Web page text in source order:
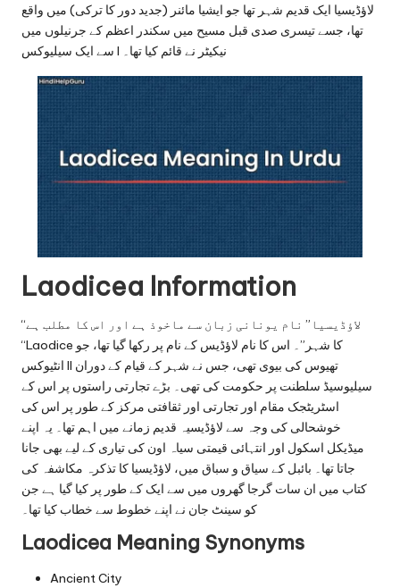
o
m
لاؤڈیسیا ایک قدیم شہر تھا جو ایشیا مائنر (جدید دور کا ترکی) میں واقع
تھا، جسے تیسری صدی قبل مسیح میں سکندر اعظم کے جرنیلوں میں
سے ایک سیلیوکس I نیکیٹر نے قائم کیا تھا۔
Laodicea Information
“لاؤڈیسیا” نام یونانی زبان سے ماخوذ ہے اور اس کا مطلب ہے
“Laodice کا شہر”۔ اس کا نام لاؤڈیس کے نام پر رکھا گیا تھا، جو
انٹیوکس II تھیوس کی بیوی تھی، جس نے شہر کے قیام کے دوران
سیلیوسیڈ سلطنت پر حکومت کی تھی۔ بڑے تجارتی راستوں پر اس کے
اسٹریٹجک مقام اور تجارتی اور ثقافتی مرکز کے طور پر اس کی
خوشحالی کی وجہ سے لاؤڈیسیہ قدیم زمانے میں اہم تھا۔ یہ اپنے
میڈیکل اسکول اور انتہائی قیمتی سیاہ اون کی تیاری کے لیے بھی جانا
جاتا تھا۔ بائبل کے سیاق و سباق میں، لاؤڈیسیا کا تذکرہ مکاشفہ کی
کتاب میں ان سات گرجا گھروں میں سے ایک کے طور پر کیا گیا ہے جن
کو سینٹ جان نے اپنے خطوط سے خطاب کیا تھا۔
Laodicea Meaning Synonyms
Ancient City